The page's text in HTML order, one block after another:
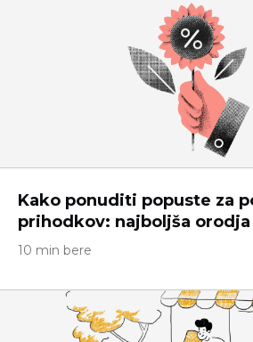
Kako ponuditi popuste za
prihodkov: najboljša
10 min bere